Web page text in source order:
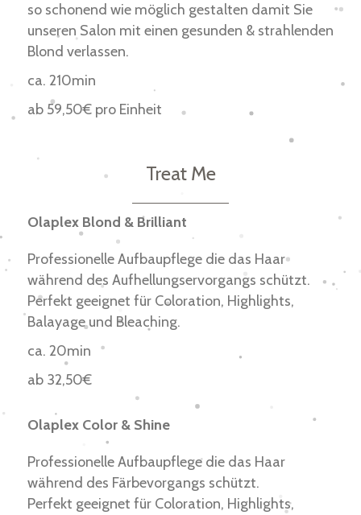
so schonend wie möglich gestalten damit Sie
unseren Salon mit einen gesunden & strahlenden
Blond verlassen.
ca. 210min
ab 59,50€ pro Einheit
Treat Me
Olaplex Blond & Brilliant
Professionelle Aufbaupflege die das Haar
während des Aufhellungservorgangs schützt.
Perfekt geeignet für Coloration, Highlights,
Balayage und Bleaching.
ca. 20min
ab 32,50€
Olaplex Color & Shine
Professionelle Aufbaupflege die das Haar
während des Färbevorgangs schützt.
Perfekt geeignet für Coloration, Highlights,